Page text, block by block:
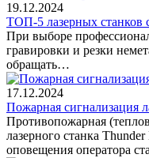
19.12.2024
ТОП-5 лазерных станков
При выборе
гравировки и резки
обращать…
17.12.2024
Пожарная сигнализация
Противопожарная
лазерного станка
оповещения оператора